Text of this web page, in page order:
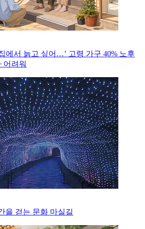
에서 늙고 싶어…’ 고령 가구 40% 노후
어려워
을 걷는 문화 마실길